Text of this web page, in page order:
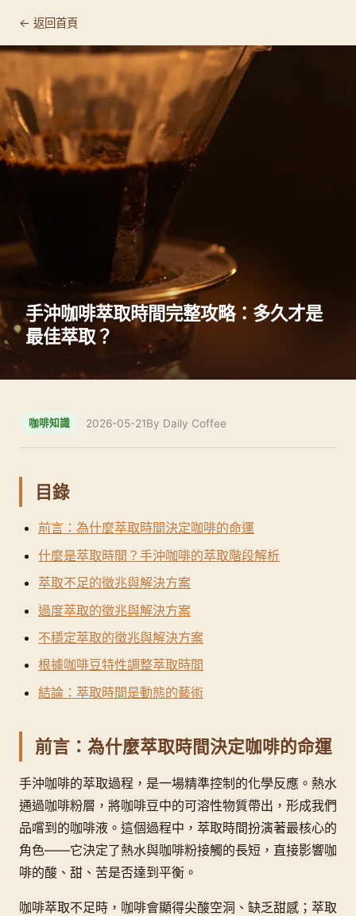
← 返回首頁
手沖咖啡萃取時間完整攻略：多久才是
最佳萃取？
咖啡知識 2026-05-21By Daily Coffee
目錄
前言：為什麼萃取時間決定咖啡的命運
什麼是萃取時間？手沖咖啡的萃取階段解析
萃取不足的徵兆與解決方案
過度萃取的徵兆與解決方案
不穩定萃取的徵兆與解決方案
根據咖啡豆特性調整萃取時間
結論：萃取時間是動態的藝術
前言：為什麼萃取時間決定咖啡的命運
手沖咖啡的萃取過程，是一場精準控制的化學反應。熱水
通過咖啡粉層，將咖啡豆中的可溶性物質帶出，形成我們
品嚐到的咖啡液。這個過程中，萃取時間扮演著最核心的
角色——它決定了熱水與咖啡粉接觸的長短，直接影響咖
啡的酸、甜、苦是否達到平衡。
咖啡萃取不足時，咖啡會顯得尖酸空洞、缺乏甜感；萃取